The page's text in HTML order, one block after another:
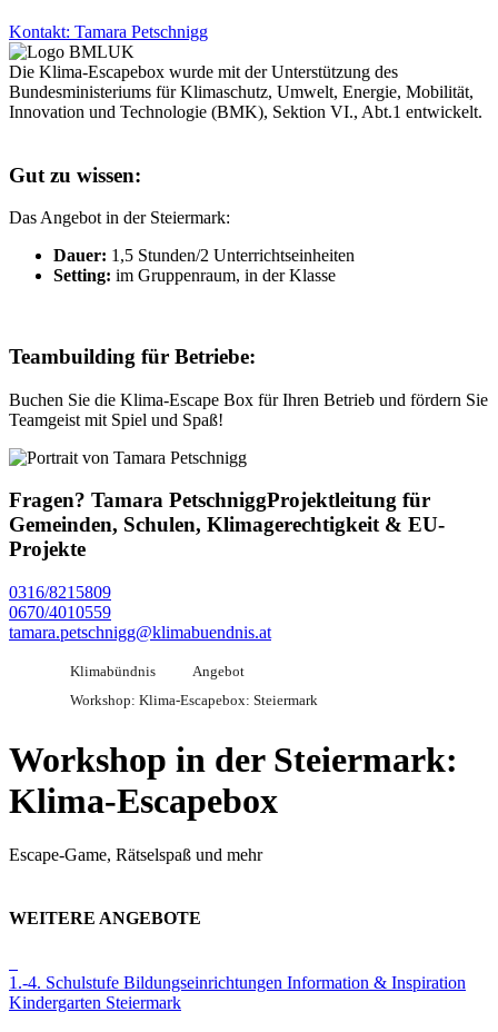
Kontakt: Tamara Petschnigg
Die Klima-Escapebox wurde mit der Unterstützung des
Bundesministeriums für Klimaschutz, Umwelt, Energie, Mobilität,
Innovation und Technologie (BMK), Sektion VI., Abt.1 entwickelt.
Gut zu wissen:
Das Angebot in der Steiermark:
Dauer: 1,5 Stunden/2 Unterrichtseinheiten
Setting: im Gruppenraum, in der Klasse
Teambuilding für Betriebe:
Buchen Sie die Klima-Escape Box für Ihren Betrieb und fördern Sie
Teamgeist mit Spiel und Spaß!
Fragen? Tamara PetschniggProjektleitung für
Gemeinden, Schulen, Klimagerechtigkeit & EU-
Projekte
0316/8215809
0670/4010559
tamara.petschnigg@klimabuendnis.at
Klimabündnis
Angebot
Workshop: Klima-Escapebox: Steiermark
Workshop in der Steiermark:
Klima-Escapebox
Escape-Game, Rätselspaß und mehr
WEITERE ANGEBOTE
1.-4. Schulstufe Bildungseinrichtungen Information & Inspiration
Kindergarten Steiermark